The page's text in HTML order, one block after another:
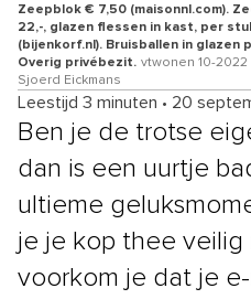
Zeepblok € 7,50 (maisonnl.com).
22,-, glazen flessen in kast, per
(bijenkorf.nl). Bruisballen in glazen
Overig privébezit. vtwonen 10-
Sjoerd Eickmans
Leestijd 3 minuten • 20
Ben je de trotse
dan is een uurtje
ultieme
je je kop thee veilig
voorkom je dat je